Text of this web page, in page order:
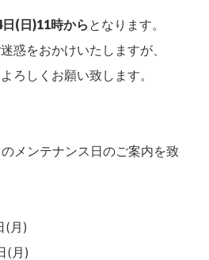
(日)11時から となります。
惑をおかけいたしますが、
ろしくお願い致します。
メンテナンス日のご案内を致
(月)
(月)